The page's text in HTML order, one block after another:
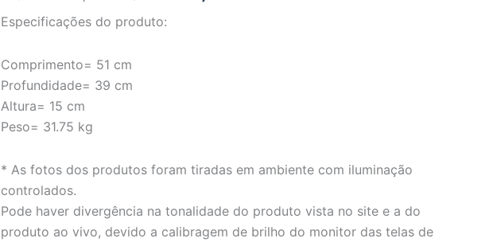
Especificações do produto:
Comprimento= 51 cm
Profundidade= 39 cm
Altura= 15 cm
Peso= 31.75 kg
* As fotos dos produtos foram tiradas em ambiente com iluminação
controlados.
Pode haver divergência na tonalidade do produto vista no site e a do
produto ao vivo, devido a calibragem de brilho do monitor das telas de
PETRIFICADA